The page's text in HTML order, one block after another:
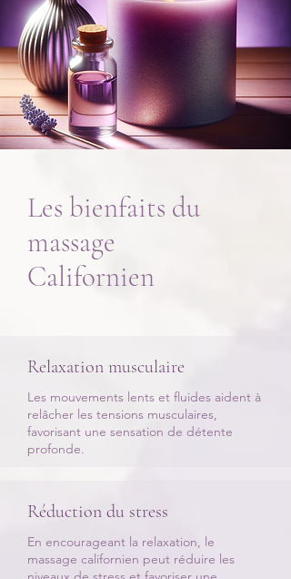
Les bienfaits du
massage
Californien
Relaxation musculaire
​Les mouvements lents et fluides aident à
relâcher les tensions musculaires,
favorisant une sensation de détente
profonde.
Réduction du stress
En encourageant la relaxation, le
massage californien peut réduire les